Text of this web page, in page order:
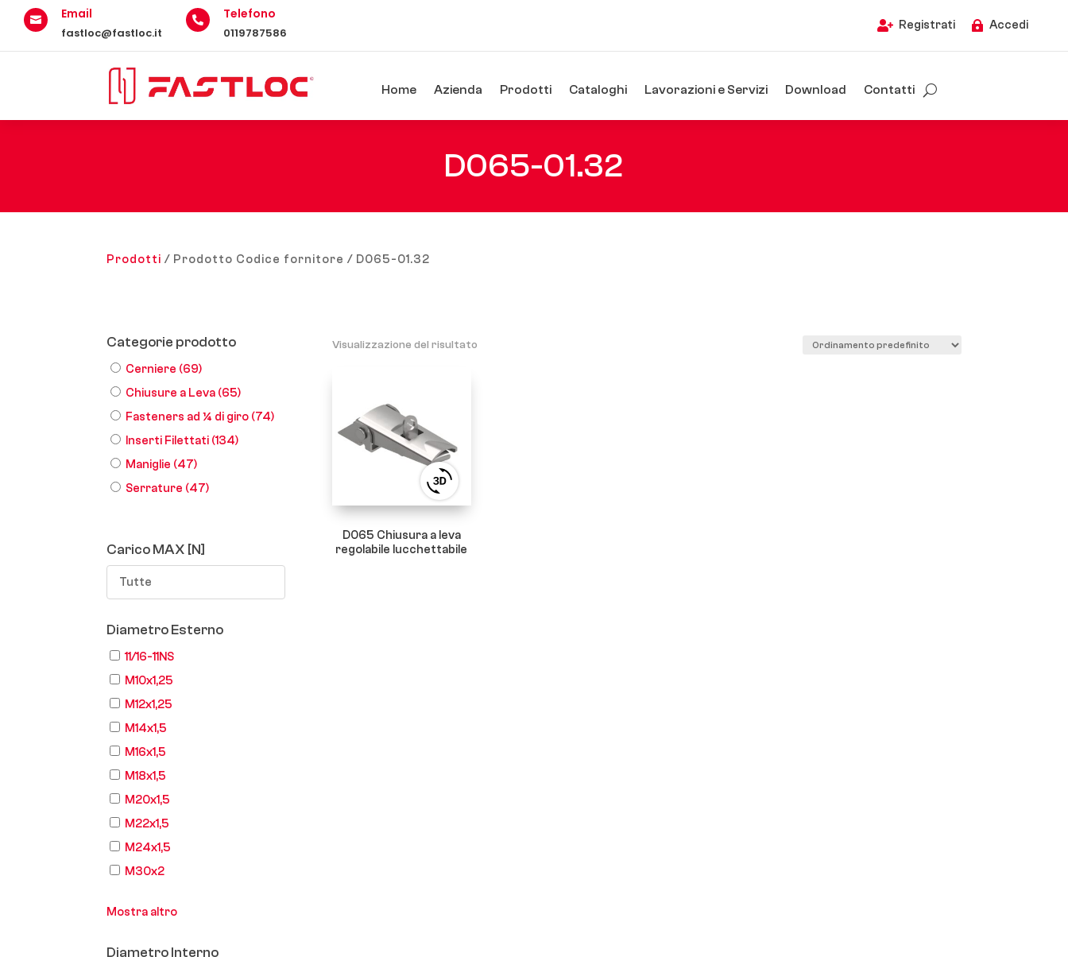
 Email
fastloc@fastloc.it
 Telefono
0119787586  Registrati  Accedi
Home Azienda Prodotti Cataloghi Lavorazioni e Servizi Download Contatti
D065-01.32
Prodotti / Prodotto Codice fornitore / D065-01.32
Categorie prodotto
Cerniere (69)
Chiusure a Leva (65)
Fasteners ad ¼ di giro (74)
Inserti Filettati (134)
Maniglie (47)
Serrature (47)
Carico MAX [N]
Tutte
Diametro Esterno
11/16-11NS
M10x1,25
M12x1,25
M14x1,5
M16x1,5
M18x1,5
M20x1,5
M22x1,5
M24x1,5
M30x2
Mostra altro
Diametro Interno
Visualizzazione del risultato
View
3D
product
D065 Chiusura a leva
regolabile lucchettabile